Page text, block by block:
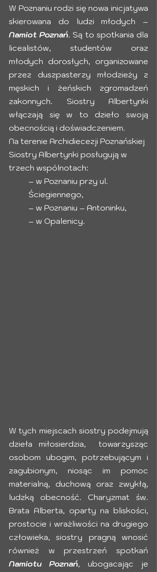
W Poznaniu rodzi się nowa inicjatywa
Namiot Poznań. Są to spotkania dla
licealistów, studentów oraz
młodych dorosłych, organizowane
przez duszpasterzy młodzieży z
męskich i żeńskich zgromadzeń
zakonnych. Siostry Albertynki
włączają się w to dzieło swoją
obecnością i doświadczeniem.
Na terenie Archidiecezji Poznańskiej
Siostry Albertynki posługują w
trzech wspólnotach:
– w Poznaniu przy ul.
Ściegiennego,
– w Poznaniu – Antoninku,
– w Opalenicy.
W tych miejscach siostry podejmują
dzieła miłosierdzia,  towarzysząc
osobom ubogim, potrzebującym i
zagubionym, niosąc im pomoc
materialną, duchową oraz zwykłą,
ludzką obecność. Charyzmat św.
Brata Alberta, oparty na bliskości,
prostocie i wrażliwości na drugiego
człowieka, siostry pragną wnosić
Namiotu Poznań, ubogacając je